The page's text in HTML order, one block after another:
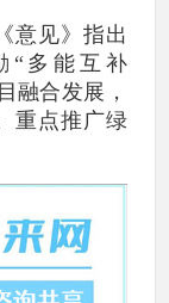
意见》指出
“多能互补
融合发展，
重点推广绿